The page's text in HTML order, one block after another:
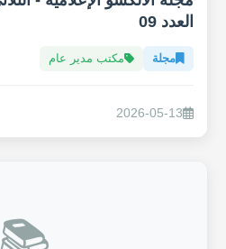
العدد 09
مجلة مكتب مدير عام
2026-05-13